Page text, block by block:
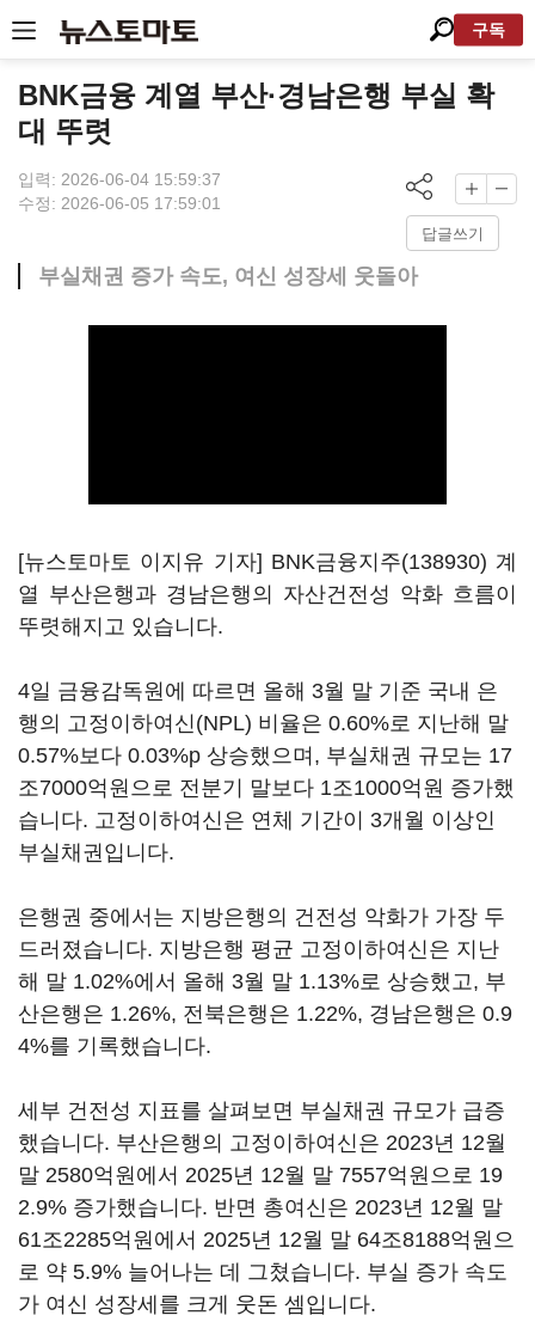
구독
BNK금융 계열 부산·경남은행 부실 확
대 뚜렷
입력: 2026-06-04 15:59:37
수정: 2026-06-05 17:59:01
답글쓰기
부실채권 증가 속도, 여신 성장세 웃돌아
[뉴스토마토 이지유 기자] BNK금융지주(138930) 계
열 부산은행과 경남은행의 자산건전성 악화 흐름이
뚜렷해지고 있습니다.
4일 금융감독원에 따르면 올해 3월 말 기준 국내 은
행의 고정이하여신(NPL) 비율은 0.60%로 지난해 말
0.57%보다 0.03%p 상승했으며, 부실채권 규모는 17
조7000억원으로 전분기 말보다 1조1000억원 증가했
습니다. 고정이하여신은 연체 기간이 3개월 이상인
부실채권입니다.
은행권 중에서는 지방은행의 건전성 악화가 가장 두
드러졌습니다. 지방은행 평균 고정이하여신은 지난
해 말 1.02%에서 올해 3월 말 1.13%로 상승했고, 부
산은행은 1.26%, 전북은행은 1.22%, 경남은행은 0.9
4%를 기록했습니다.
세부 건전성 지표를 살펴보면 부실채권 규모가 급증
했습니다. 부산은행의 고정이하여신은 2023년 12월
말 2580억원에서 2025년 12월 말 7557억원으로 19
2.9% 증가했습니다. 반면 총여신은 2023년 12월 말
61조2285억원에서 2025년 12월 말 64조8188억원으
로 약 5.9% 늘어나는 데 그쳤습니다. 부실 증가 속도
가 여신 성장세를 크게 웃돈 셈입니다.